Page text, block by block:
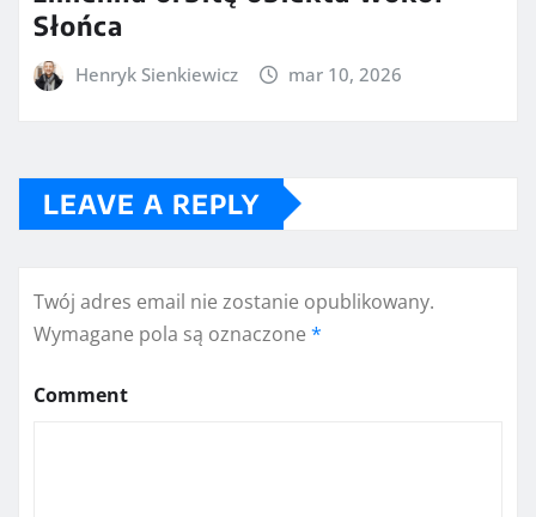
Słońca
Henryk Sienkiewicz mar 10, 2026
LEAVE A REPLY
Twój adres email nie zostanie opublikowany.
Wymagane pola są oznaczone *
Comment